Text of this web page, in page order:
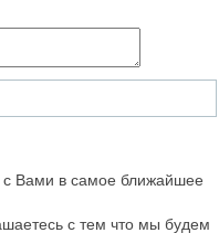
Вами в самое ближайшее
с тем что мы будем